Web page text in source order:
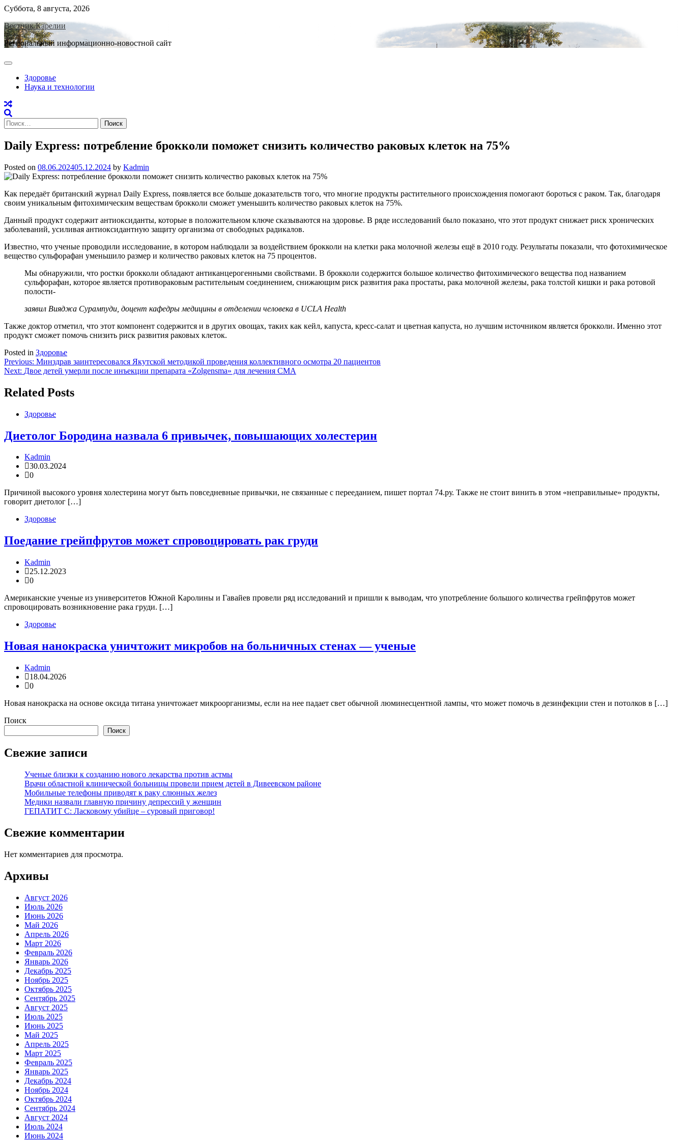
Skip
content
Суббота, 8 августа, 2026
Вестник Карелии
Региональный информационно-новостной сайт
Здоровье
Наука и технологии
Найти:
Daily Express: потребление брокколи поможет снизить количество раковых клеток на 75%
Posted on 08.06.202405.12.2024 by Kadmin
Как передаёт британский журнал Daily Express, появляется все больше доказательств того, что многие продукты растительного происхождения помогают бороться с раком. Так, благодаря
своим уникальным фитохимическим веществам брокколи сможет уменьшить количество раковых клеток на 75%.
Данный продукт содержит антиоксиданты, которые в положительном ключе сказываются на здоровье. В ряде исследований было показано, что этот продукт снижает риск хронических
заболеваний, усиливая антиоксидантную защиту организма от свободных радикалов.
Известно, что ученые проводили исследование, в котором наблюдали за воздействием брокколи на клетки рака молочной железы ещё в 2010 году. Результаты показали, что фотохимическое
вещество сульфорафан уменьшило размер и количество раковых клеток на 75 процентов.
Мы обнаружили, что ростки брокколи обладают антиканцерогенными свойствами. В брокколи содержится большое количество фитохимического вещества под названием
сульфорафан, которое является противораковым растительным соединением, снижающим риск развития рака простаты, рака молочной железы, рака толстой кишки и рака ротовой
полости-
заявил Вияджа Сурампуди, доцент кафедры медицины в отделении человека в UCLA Health
Также доктор отметил, что этот компонент содержится и в других овощах, таких как кейл, капуста, кресс-салат и цветная капуста, но лучшим источником является брокколи. Именно этот
продукт сможет помочь снизить риск развития раковых клеток.
Posted in Здоровье
Навигация
по
записям
Previous: Минздрав заинтересовался Якутской методикой проведения коллективного осмотра 20 пациентов
Next: Двое детей умерли после инъекции препарата «Zolgensma» для лечения СМА
Related Posts
Здоровье
Диетолог Бородина назвала 6 привычек, повышающих холестерин
Kadmin
30.03.2024
0
Причиной высокого уровня холестерина могут быть повседневные привычки, не связанные с перееданием, пишет портал 74.ру. Также не стоит винить в этом «неправильные» продукты,
говорит диетолог […]
Здоровье
Поедание грейпфрутов может спровоцировать рак груди
Kadmin
25.12.2023
0
Американские ученые из университетов Южной Каролины и Гавайев провели ряд исследований и пришли к выводам, что употребление большого количества грейпфрутов может
спровоцировать возникновение рака груди. […]
Здоровье
Новая нанокраска уничтожит микробов на больничных стенах — ученые
Kadmin
18.04.2026
0
Новая нанокраска на основе оксида титана уничтожает микроорганизмы, если на нее падает свет обычной люминесцентной лампы, что может помочь в дезинфекции стен и потолков в […]
Поиск
Поиск
Свежие записи
Ученые близки к созданию нового лекарства против астмы
Врачи областной клинической больницы провели прием детей в Дивеевском районе
Мобильные телефоны приводят к раку слюнных желез
Медики назвали главную причину депрессий у женщин
ГЕПАТИТ С: Ласковому убийце – суровый приговор!
Свежие комментарии
Нет комментариев для просмотра.
Архивы
Август 2026
Июль 2026
Июнь 2026
Май 2026
Апрель 2026
Март 2026
Февраль 2026
Январь 2026
Декабрь 2025
Ноябрь 2025
Октябрь 2025
Сентябрь 2025
Август 2025
Июль 2025
Июнь 2025
Май 2025
Апрель 2025
Март 2025
Февраль 2025
Январь 2025
Декабрь 2024
Ноябрь 2024
Октябрь 2024
Сентябрь 2024
Август 2024
Июль 2024
Июнь 2024